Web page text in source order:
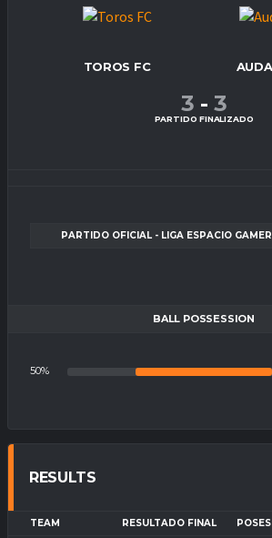
TOROS FC
3 - 3
PARTIDO FINALIZADO
PARTIDO OFICIAL - LIGA ESPACIO
BALL POSSESSION
50%
RESULTS
TEAM RESULTADO FINAL